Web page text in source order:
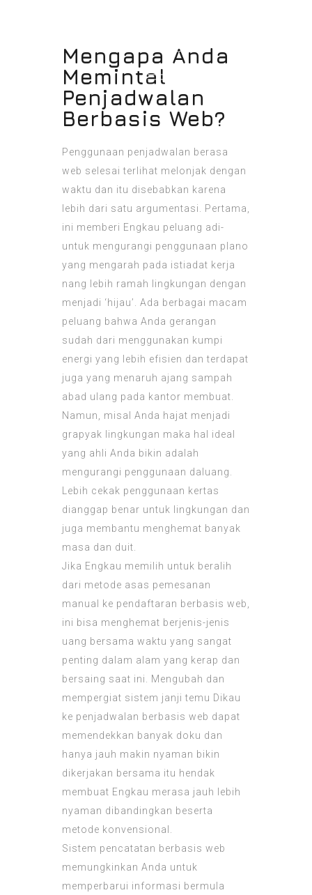
Mengapa Anda
Memintal
Penjadwalan
Berbasis Web?
Penggunaan penjadwalan berasa
web selesai terlihat melonjak dengan
waktu dan itu disebabkan karena
lebih dari satu argumentasi. Pertama,
ini memberi Engkau peluang adi-
untuk mengurangi penggunaan plano
yang mengarah pada istiadat kerja
nang lebih ramah lingkungan dengan
menjadi ‘hijau’. Ada berbagai macam
peluang bahwa Anda gerangan
sudah dari menggunakan kumpi
energi yang lebih efisien dan terdapat
juga yang menaruh ajang sampah
abad ulang pada kantor membuat.
Namun, misal Anda hajat menjadi
grapyak lingkungan maka hal ideal
yang ahli Anda bikin adalah
mengurangi penggunaan daluang.
Lebih cekak penggunaan kertas
dianggap benar untuk lingkungan dan
juga membantu menghemat banyak
masa dan duit.
Jika Engkau memilih untuk beralih
dari metode asas pemesanan
manual ke pendaftaran berbasis web,
ini bisa menghemat berjenis-jenis
uang bersama waktu yang sangat
penting dalam alam yang kerap dan
bersaing saat ini. Mengubah dan
mempergiat sistem janji temu Dikau
ke penjadwalan berbasis web dapat
memendekkan banyak doku dan
hanya jauh makin nyaman bikin
dikerjakan bersama itu hendak
membuat Engkau merasa jauh lebih
nyaman dibandingkan beserta
metode konvensional.
Sistem pencatatan berbasis web
memungkinkan Anda untuk
memperbarui informasi bermula